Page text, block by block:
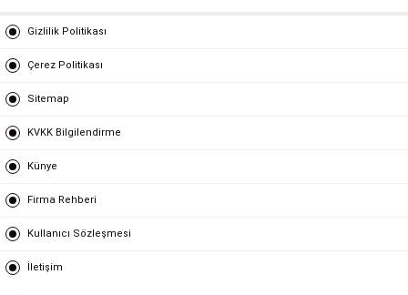
Gizlilik Politikası
Çerez Politikası
Sitemap
KVKK Bilgilendirme
Künye
Firma Rehberi
Kullanıcı Sözleşmesi
İletişim